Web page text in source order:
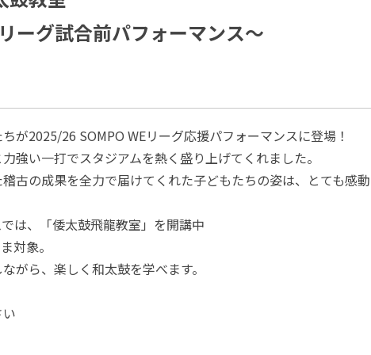
ーグ試合前パフォーマンス～
が2025/26 SOMPO WEリーグ応援パフォーマンスに登場！
強い一打でスタジアムを熱く盛り上げてくれました。
古の成果を全力で届けてくれた子どもたちの姿は、とても感
は、「倭太鼓飛龍教室」を開講中
対象。
がら、楽しく和太鼓を学べます。